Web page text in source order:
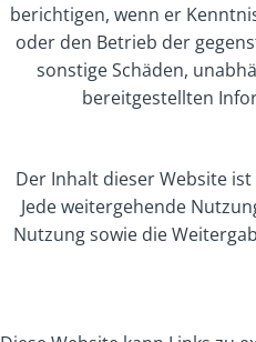
berichtigen, wenn er
oder den Betrieb der
sonstige Schäden,
bereitgestellten
Der Inhalt dieser Website
Jede weitergehende
Nutzung sowie die